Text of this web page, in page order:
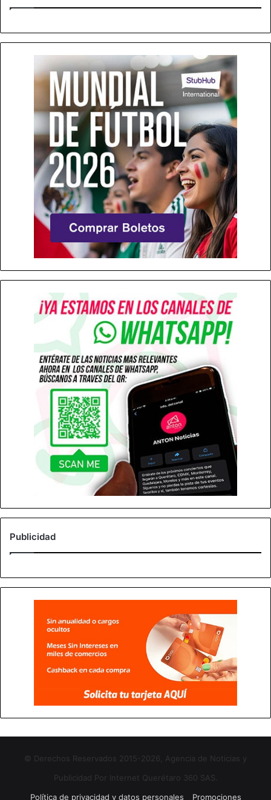
Publicidad
© Derechos Reservados 2015-2026, Agencia de Noticias y
Publicidad Por Internet Querétaro 360 SAS.
Política de privacidad y datos personales
Promociones